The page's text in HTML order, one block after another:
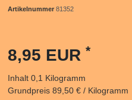
Artikelnummer 81352
8,95 EUR *
Inhalt 0,1 Kilogramm
Grundpreis 89,50 € / Kilogramm